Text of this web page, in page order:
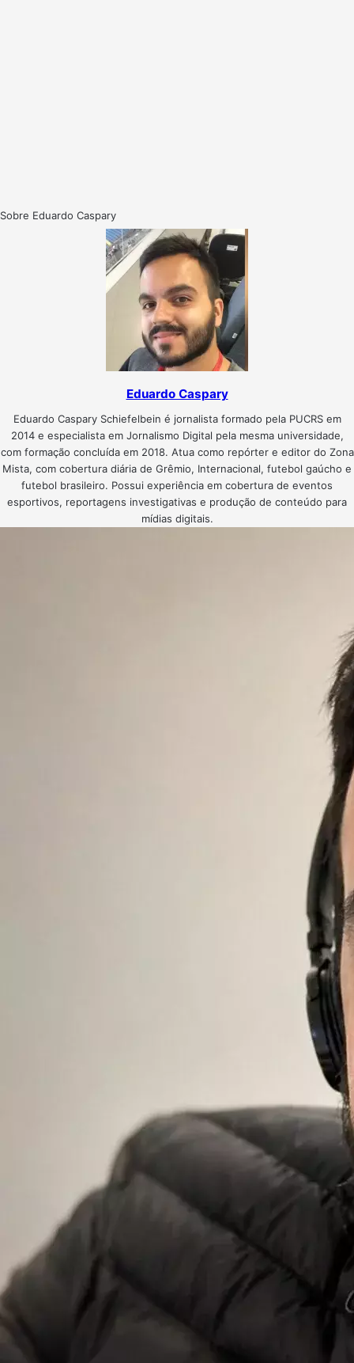
Sobre Eduardo Caspary
Eduardo Caspary
Eduardo Caspary Schiefelbein é jornalista formado pela PUCRS em
2014 e especialista em Jornalismo Digital pela mesma universidade,
com formação concluída em 2018. Atua como repórter e editor do Zona
Mista, com cobertura diária de Grêmio, Internacional, futebol gaúcho e
futebol brasileiro. Possui experiência em cobertura de eventos
esportivos, reportagens investigativas e produção de conteúdo para
mídias digitais.